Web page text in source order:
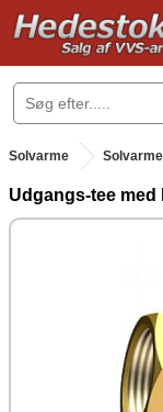
.
Solvarme
Udgangs-tee med